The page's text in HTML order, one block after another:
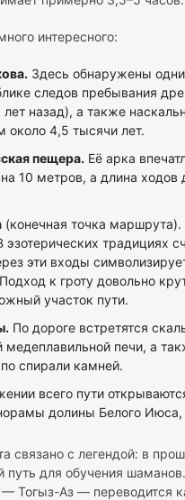
интересного:
Здесь обнаружены
следов пребывания
назад), а также
около 4,5 тысячи лет.
пещера. Её арка
10 метров, а длина ходов
(конечная точка маршрута).
традициях
эти входы
к гроту довольно
участок пути.
По дороге встретятся
медеплавильной печи, а
спирали камней.
всего пути
долины Белого Июса,
связано с легендой: в
путь для обучения
Тогыз-Аз — переводится